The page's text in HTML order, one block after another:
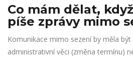
Co mám dělat,
píše zprávy mimo
Komunikace mimo sezení by měla
administrativní věci (změna termínu)